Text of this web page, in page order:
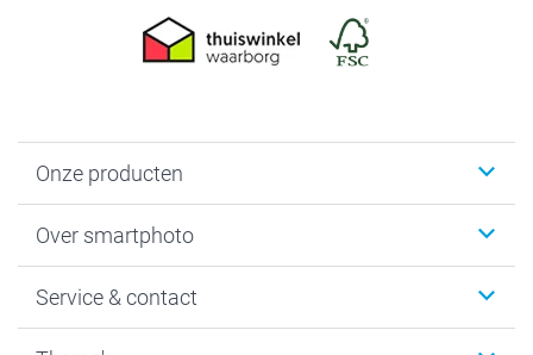
Onze producten
Fotoboeken
Fotocadeaus
Over smartphoto
Vacatures
Service & contact